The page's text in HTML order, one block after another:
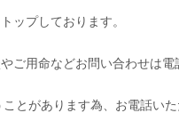
ップしております。
ご用命などお問い合わせは電
とがあります為、お電話い